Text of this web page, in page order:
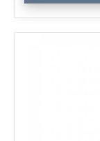
Pizza
Tray
cantidad